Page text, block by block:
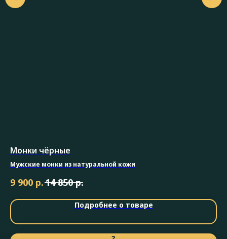
Монки чёрные
Мужские монки из натуральной кожи
9 900 р.14 850 р.
Подробнее о товаре